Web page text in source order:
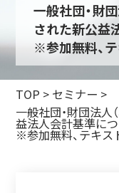
一般社団・財
された新公益
※参加無料、
TOP > セミナー >
一般社団・財団法人
益法人会計基準につ
※参加無料、テキス